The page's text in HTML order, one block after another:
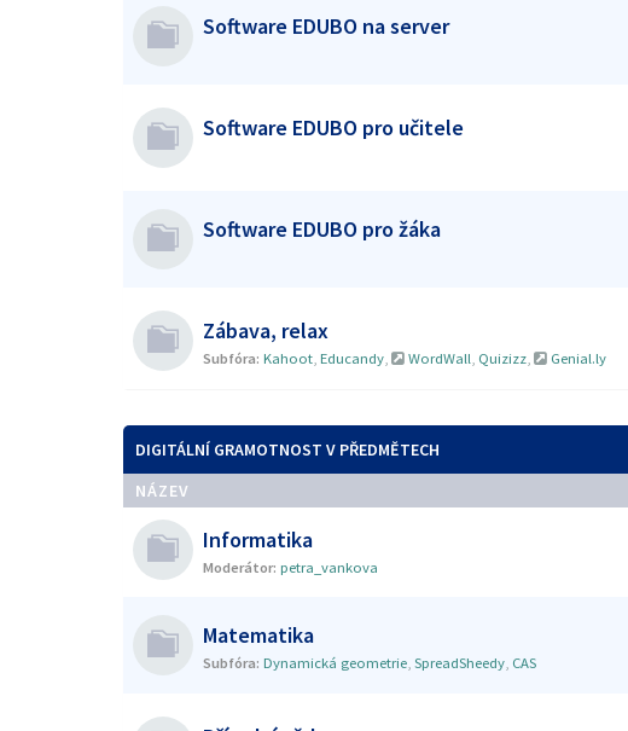
Software EDUBO na server
Software EDUBO pro učitele
Software EDUBO pro žáka
Zábava, relax
Subfóra: Kahoot, Educandy, WordWall, Quizizz, Genial.ly
DIGITÁLNÍ GRAMOTNOST V PŘEDMĚTECH
NÁZEV
Informatika
Moderátor: petra_vankova
Matematika
Subfóra: Dynamická geometrie, SpreadSheedy, CAS